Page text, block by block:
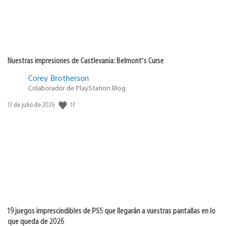
Nuestras impresiones de Castlevania: Belmont’s Curse
Corey Brotherson
Colaborador de PlayStation Blog
Fecha
17 de julio de 2026 17
19 juegos imprescindibles de PS5 que llegarán a vuestras pantallas en lo
que queda de 2026